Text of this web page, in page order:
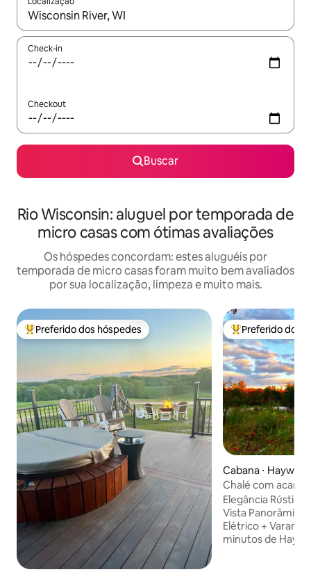
Quando os resultados estiverem disponíveis, explore-os
Check-in
Checkout
Buscar
Rio Wisconsin: aluguel por temporada de
micro casas com ótimas avaliações
Os hóspedes concordam: estes aluguéis por
temporada de micro casas foram muito bem avaliados
por sua localização, limpeza e muito mais.
Entre os melhores preferidos dos hóspedes
Preferido dos hóspedes Entre os
Preferido dos
Cabana ⋅ Hayward
Chalé com
casa de
Elegância Rústica
Vista Panorâmica
Elétrico +
minutos de